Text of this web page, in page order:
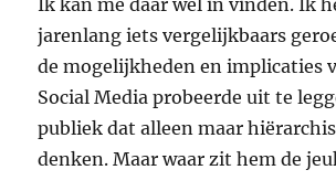
Ik kan me daar wel in vinden. Ik
jarenlang iets vergelijkbaars
de mogelijkheden en implicaties
Social Media probeerde uit te
publiek dat alleen maar
denken. Maar waar zit hem de